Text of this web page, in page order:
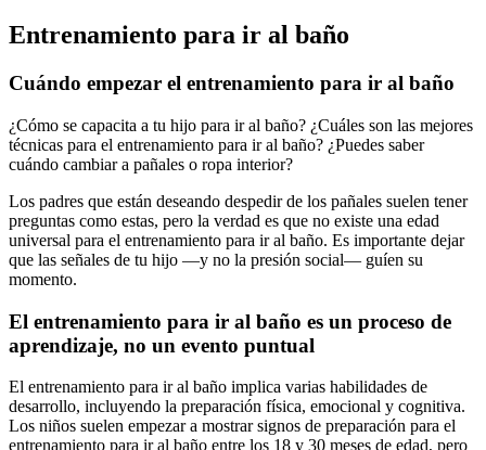
Entrenamiento para ir al baño
Cuándo empezar el entrenamiento para ir al baño
¿Cómo se capacita a tu hijo para ir al baño? ¿Cuáles son las mejores
técnicas para el entrenamiento para ir al baño? ¿Puedes saber
cuándo cambiar a pañales o ropa interior?
Los padres que están deseando despedir de los pañales suelen tener
preguntas como estas, pero la verdad es que no existe una edad
universal para el entrenamiento para ir al baño. Es importante dejar
que las señales de tu hijo —y no la presión social— guíen su
momento.
El entrenamiento para ir al baño es un proceso de
aprendizaje, no un evento puntual
El entrenamiento para ir al baño implica varias habilidades de
desarrollo, incluyendo la preparación física, emocional y cognitiva.
Los niños suelen empezar a mostrar signos de preparación para el
entrenamiento para ir al baño entre los 18 y 30 meses de edad, pero